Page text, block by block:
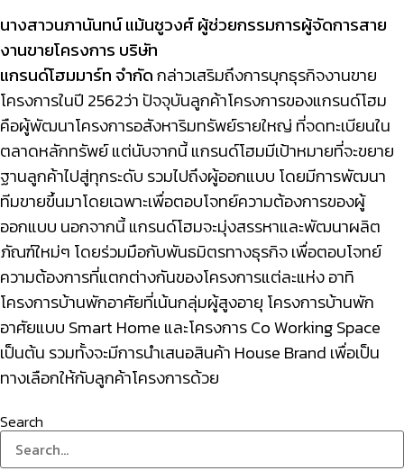
นางสาวนภานันทน์ แม้นชูวงศ์ ผู้ช่วยกรรมการผู้จัดการสาย
งานขายโครงการ บริษัท
แกรนด์โฮมมาร์ท จำกัดกล่าวเสริมถึงการบุกธุรกิจงานขาย
โครงการในปี 2562ว่า ปัจจุบันลูกค้าโครงการของแกรนด์โฮม
คือผู้พัฒนาโครงการอสังหาริมทรัพย์รายใหญ่ ที่จดทะเบียนใน
ตลาดหลักทรัพย์แต่นับจากนี้ แกรนด์โฮมมีเป้าหมายที่จะขยาย
ฐานลูกค้าไปสู่ทุกระดับ รวมไปถึงผู้ออกแบบ โดยมีการพัฒนา
ทีมขายขึ้นมาโดยเฉพาะเพื่อตอบโจทย์ความต้องการของผู้
ออกแบบ นอกจากนี้ แกรนด์โฮมจะมุ่งสรรหาและพัฒนาผลิต
ภัณฑ์ใหม่ๆ โดยร่วมมือกับพันธมิตรทางธุรกิจ เพื่อตอบโจทย์
ความต้องการที่แตกต่างกันของโครงการแต่ละแห่ง อาทิ
โครงการบ้านพักอาศัยที่เน้นกลุ่มผู้สูงอายุ โครงการบ้านพัก
อาศัยแบบ Smart Home และโครงการ Co Working Space
เป็นต้น รวมทั้งจะมีการนำเสนอสินค้า House Brand เพื่อเป็น
ทางเลือกให้กับลูกค้าโครงการด้วย
Search